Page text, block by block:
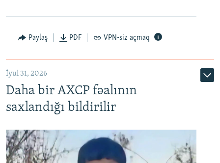
Paylaş PDF VPN-siz açmaq
İyul 31, 2026
Daha bir AXCP fəalının
saxlandığı bildirilir